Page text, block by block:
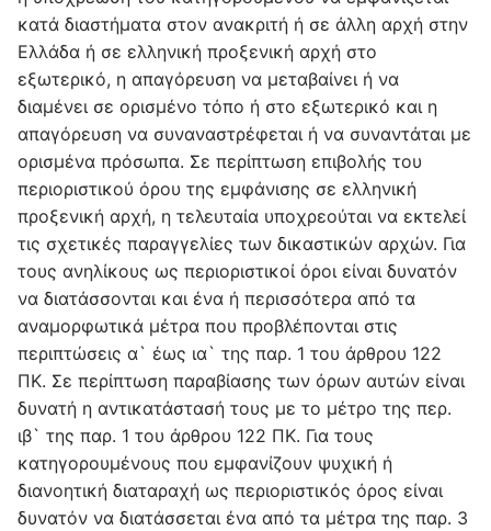
κατά διαστήματα στον ανακριτή ή σε άλλη αρχή στην
Ελλάδα ή σε ελληνική προξενική αρχή στο
εξωτερικό, η απαγόρευση να μεταβαίνει ή να
διαμένει σε ορισμένο τόπο ή στο εξωτερικό και η
απαγόρευση να συναναστρέφεται ή να συναντάται με
ορισμένα πρόσωπα. Σε περίπτωση επιβολής του
περιοριστικού όρου της εμφάνισης σε ελληνική
προξενική αρχή, η τελευταία υποχρεούται να εκτελεί
τις σχετικές παραγγελίες των δικαστικών αρχών. Για
τους ανηλίκους ως περιοριστικοί όροι είναι δυνατόν
να διατάσσονται και ένα ή περισσότερα από τα
αναμορφωτικά μέτρα που προβλέπονται στις
περιπτώσεις α` έως ια` της παρ. 1 του άρθρου 122
ΠΚ. Σε περίπτωση παραβίασης των όρων αυτών είναι
δυνατή η αντικατάστασή τους με το μέτρο της περ.
ιβ` της παρ. 1 του άρθρου 122 ΠΚ. Για τους
κατηγορουμένους που εμφανίζουν ψυχική ή
διανοητική διαταραχή ως περιοριστικός όρος είναι
δυνατόν να διατάσσεται ένα από τα μέτρα της παρ. 3